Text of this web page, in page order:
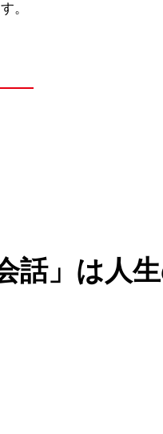
。
話」は人